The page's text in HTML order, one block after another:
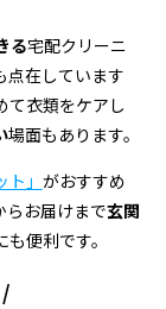
る宅配クリーニ
点在しています
て衣類をケアし
場面もあります。
」 がおすすめ
らお届けまで玄関
も便利です。
/